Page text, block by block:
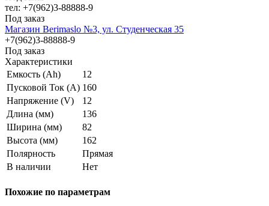
тел: +7(962)3-88888-9
Под заказ
Магазин Berimaslo №3, ул. Студенческая 35
+7(962)3-88888-9
Под заказ
Характеристики
Емкость (Ah)
12
Пусковой Ток (A) 160
Напряжение (V)
12
Длина (мм)
136
Ширина (мм)
82
Высота (мм)
162
Полярность
Прямая
В наличии
Нет
Похожие по параметрам